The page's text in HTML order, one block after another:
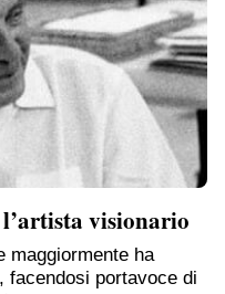
visionario
maggiormente ha
facendosi portavoce di